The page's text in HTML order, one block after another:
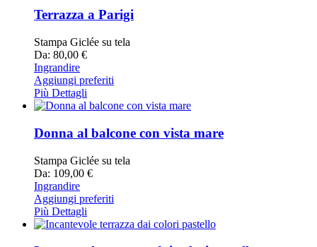
Terrazza a Parigi
Stampa Giclée su tela
Da: 80,00 €
Ingrandire
Aggiungi preferiti
Più Dettagli
Donna al balcone con vista mare
Stampa Giclée su tela
Da: 109,00 €
Ingrandire
Aggiungi preferiti
Più Dettagli